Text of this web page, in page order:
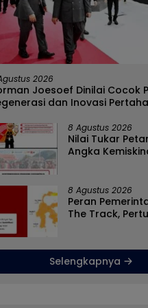
Penyebaran Paham
Satgaswil Gorontalo
1 Kabila2026
Joesoef Dinilai Cocok
dan Inovasi
8 Agustus 2026
Nilai Tukar
Angka
Ekonomi Dan
Masyarakat
8 Agustus 2026
Peran
The Track,
Selengkapnya